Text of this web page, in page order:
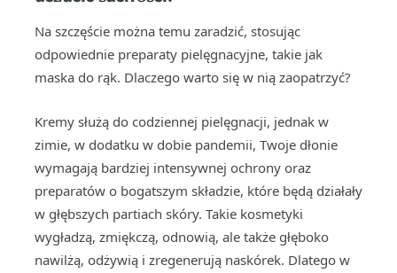
Na szczęście można temu zaradzić, stosując
odpowiednie preparaty pielęgnacyjne, takie jak
maska do rąk. Dlaczego warto się w nią zaopatrzyć?
Kremy służą do codziennej pielęgnacji, jednak w
zimie, w dodatku w dobie pandemii, Twoje dłonie
wymagają bardziej intensywnej ochrony oraz
preparatów o bogatszym składzie, które będą działały
w głębszych partiach skóry. Takie kosmetyki
wygładzą, zmiękczą, odnowią, ale także głęboko
nawilżą, odżywią i zregenerują naskórek. Dlatego w